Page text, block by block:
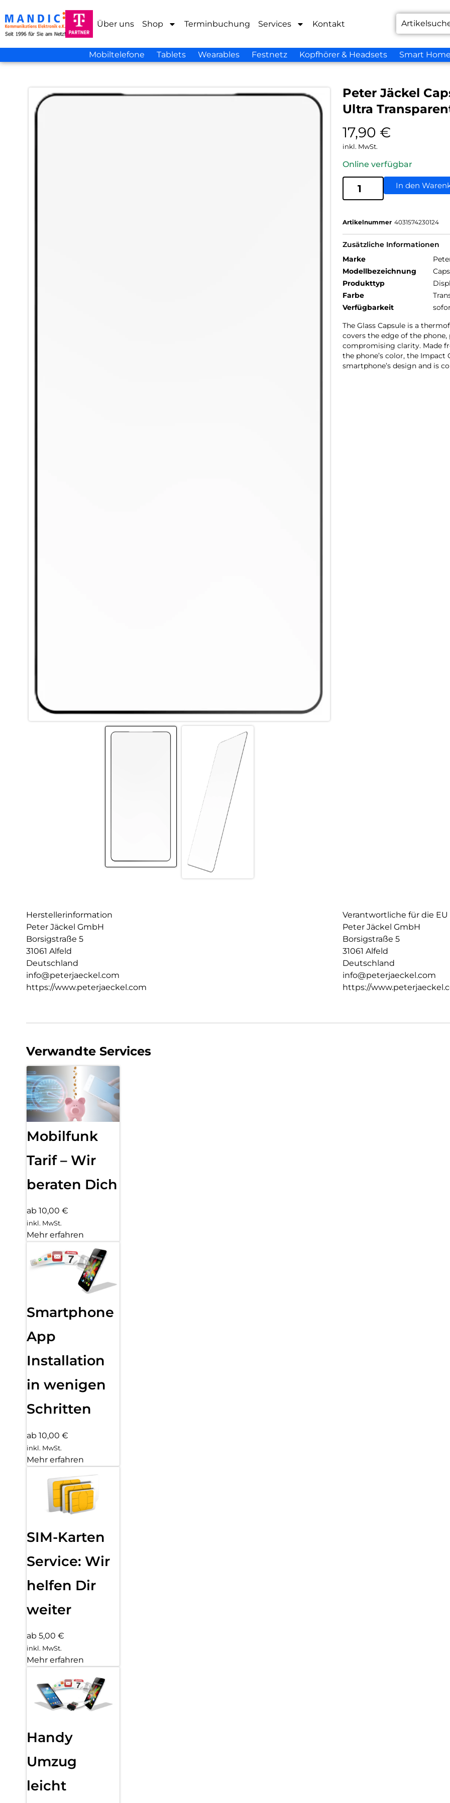
Über uns Shop Terminbuchung Services Kontakt
Mobiltelefone Tablets Wearables Festnetz Kopfhörer & Headsets Smart
Peter Jäckel
Ultra
17,90 €
inkl. MwSt.
Online verfügbar
In den
Artikelnummer 4031574230124
Zusätzliche Informationen
Marke
Modellbezeichnung
Produkttyp
Farbe
Verfügbarkeit
The Glass Capsule is a
covers the edge of the
compromising clarity. Made
the phone’s color, the Impact
smartphone’s design and is
Herstellerinformation
Peter Jäckel GmbH
Borsigstraße 5
31061 Alfeld
Deutschland
info@peterjaeckel.com
https://www.peterjaeckel.com
Verantwortliche für die EU
Peter Jäckel GmbH
Borsigstraße 5
31061 Alfeld
Deutschland
info@peterjaeckel.com
https://
Verwandte Services
Mobilfunk
Tarif – Wir
beraten Dich
ab 10,00 €
inkl. MwSt.
Mehr erfahren
Smartphone
App
Installation
in wenigen
Schritten
ab 10,00 €
inkl. MwSt.
Mehr erfahren
SIM-Karten
Service: Wir
helfen Dir
weiter
ab 5,00 €
inkl. MwSt.
Mehr erfahren
Handy
Umzug
leicht